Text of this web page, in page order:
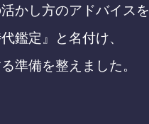
かし方のアドバイスを
代鑑定』と名付け、
準備を整えました。